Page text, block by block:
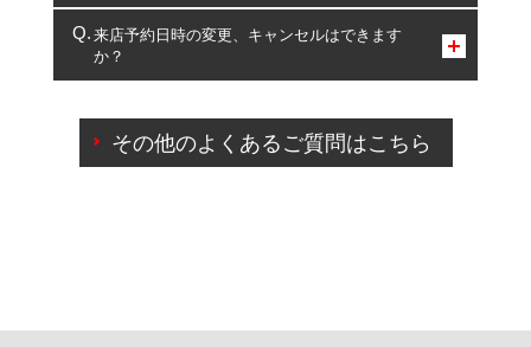
複数サービスのご予約は可能です。
一部の商品・サービスの組み合わせに限り、同時にご予約が
出来ないものもございます。
来店予約日時の変更、キャンセルはできます
か？
ご来店予約日の3営業日前を過ぎている場合のご予約
の日時変更につきましては、直接ご予約の店舗まで
その他のよくあるご質問はこちら